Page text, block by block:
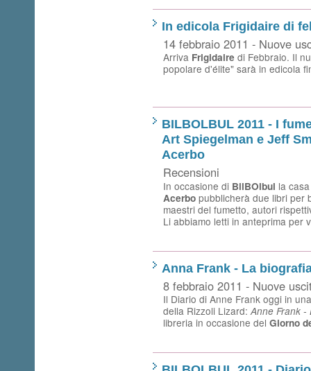
In edicola Frigidaire di
14 febbraio 2011 - Nuove
Arriva Frigidaire di Febbraio. Il
popolare d'élite" sarà in edicola
BILBOLBUL 2011 - I
Art Spiegelman e Jeff
Acerbo
Recensioni
In occasione di BilBOlbul la
Acerbo pubblicherà due libri per
maestri del fumetto, autori
Li abbiamo letti in anteprima per
Anna Frank - La
8 febbraio 2011 - Nuove
Il Diario di Anne Frank oggi in
della Rizzoli Lizard:Anne Frank -
libreria in occasione del Giorno